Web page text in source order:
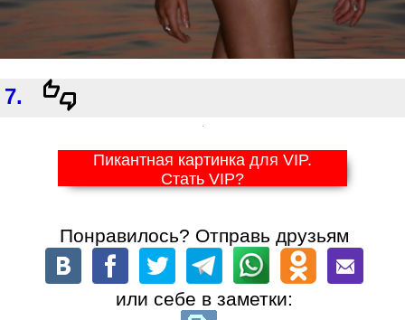
7.
Пикантная картинка для VIP.
Стать VIP?
Понравилось? Отправь друзьям
или себе в заметки: